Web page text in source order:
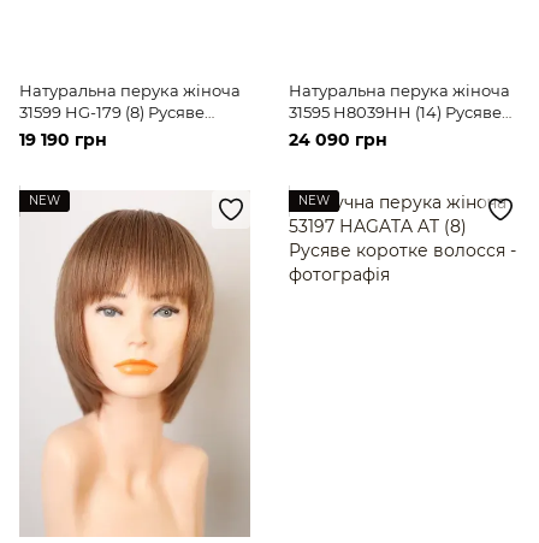
Натуральна перука жіноча
31599 HG-179 (8) Русяве
коротке волосся
19 190 грн
Натуральна перука жіноча
31595 H8039HH (14) Русяве
волосся середньої довжини
24 090 грн
NEW NEW